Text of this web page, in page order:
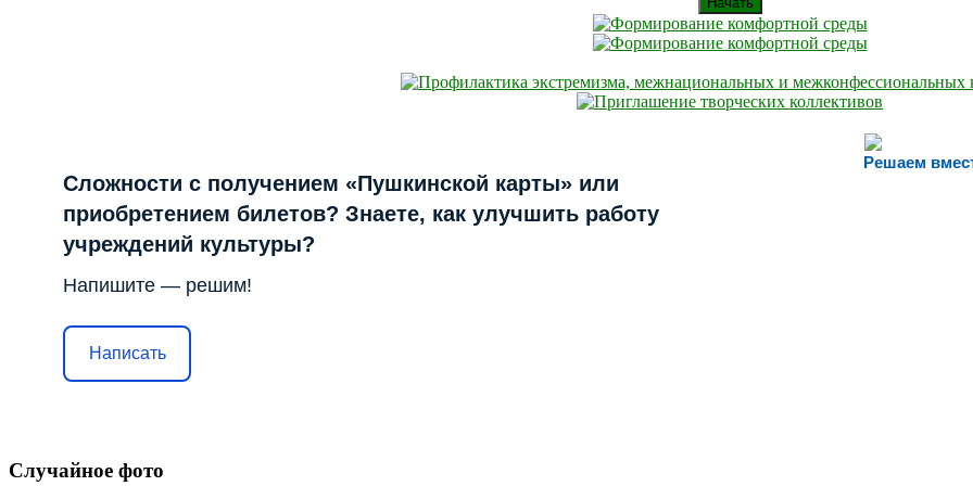
Решаем
Сложности с получением «Пушкинской карты» или
приобретением билетов? Знаете, как улучшить работу
учреждений культуры?
Напишите — решим!
Написать
Случайное фото